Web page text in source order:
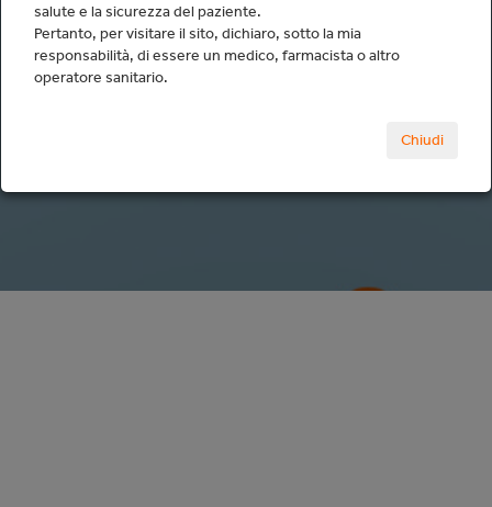
Studio
salute e la sicurezza del paziente.
Pertanto, per visitare il sito, dichiaro, sotto la mia
responsabilità, di essere un medico, farmacista o altro
operatore sanitario.
Chiudi